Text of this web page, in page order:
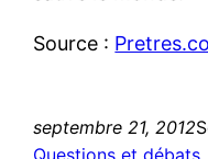
Source :
septembre 21, 2012
Questions et débats